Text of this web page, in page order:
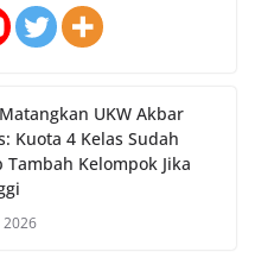
UKW Akbar
Kuota 4 Kelas Sudah
Tambah Kelompok Jika
2026